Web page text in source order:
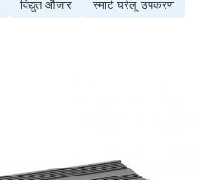
विद्युत औजार स्मार्ट घरेलू उपकरण